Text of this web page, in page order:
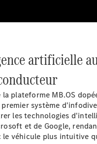
Électrique
artificielle
la plateforme MB.OS
système
les technologies
et de Google,
véhicule plus intuitive